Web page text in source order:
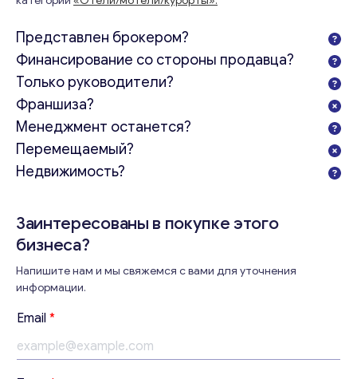
Представлен брокером?
Финансирование со стороны продавца?
Только руководители?
Франшиза?
Менеджмент останется?
Перемещаемый?
Недвижимость?
Заинтересованы в покупке этого
бизнеса?
Напишите нам и мы свяжемся с вами для уточнения
информации.
В
а
ш
е
E
Email *